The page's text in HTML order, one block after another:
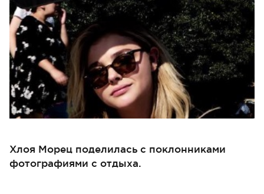
Хлоя Морец поделилась с поклонниками
фотографиями с отдыха.